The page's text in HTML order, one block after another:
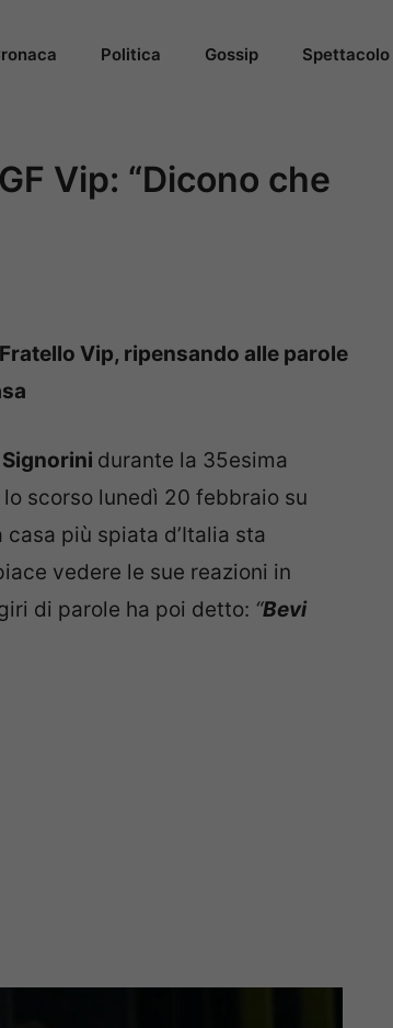
Politica Gossip Spettacolo
Vip: “Dicono che
Vip, ripensando alle parole
durante la 35esima
scorso lunedì 20 febbraio su
più spiata d’Italia sta
vedere le sue reazioni in
di parole ha poi detto: “Bevi